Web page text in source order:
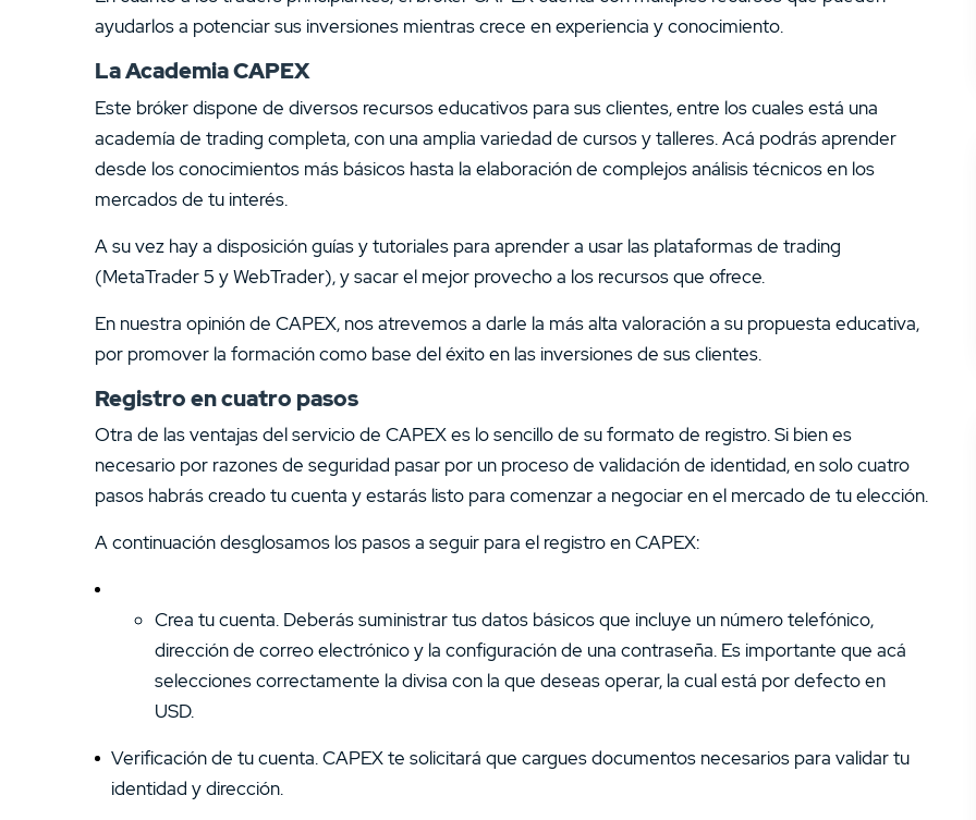
ayudarlos a potenciar sus inversiones mientras crece en experiencia y conocimiento.
La Academia CAPEX
Este bróker dispone de diversos recursos educativos para sus clientes, entre los cuales está una
academía de trading completa, con una amplia variedad de cursos y talleres. Acá podrás aprender
desde los conocimientos más básicos hasta la elaboración de complejos análisis técnicos en los
mercados de tu interés.
A su vez hay a disposición guías y tutoriales para aprender a usar las plataformas de trading
(MetaTrader 5 y WebTrader), y sacar el mejor provecho a los recursos que ofrece.
En nuestra opinión de CAPEX, nos atrevemos a darle la más alta valoración a su propuesta educativa,
por promover la formación como base del éxito en las inversiones de sus clientes.
Registro en cuatro pasos
Otra de las ventajas del servicio de CAPEX es lo sencillo de su formato de registro. Si bien es
necesario por razones de seguridad pasar por un proceso de validación de identidad, en solo cuatro
pasos habrás creado tu cuenta y estarás listo para comenzar a negociar en el mercado de tu elección.
A continuación desglosamos los pasos a seguir para el registro en CAPEX:
Crea tu cuenta. Deberás suministrar tus datos básicos que incluye un número telefónico,
dirección de correo electrónico y la configuración de una contraseña. Es importante que acá
selecciones correctamente la divisa con la que deseas operar, la cual está por defecto en
USD.
Verificación de tu cuenta. CAPEX te solicitará que cargues documentos necesarios para validar tu
identidad y dirección.